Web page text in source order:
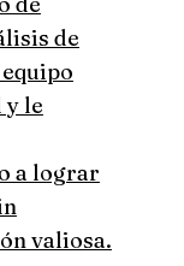
de
y le
a lograr
valiosa.